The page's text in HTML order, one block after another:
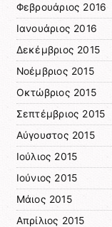
Φεβρουάριος 2016
Ιανουάριος 2016
Δεκέμβριος 2015
Νοέμβριος 2015
Οκτώβριος 2015
Σεπτέμβριος 2015
Αύγουστος 2015
Ιούλιος 2015
Ιούνιος 2015
Μάιος 2015
Απρίλιος 2015